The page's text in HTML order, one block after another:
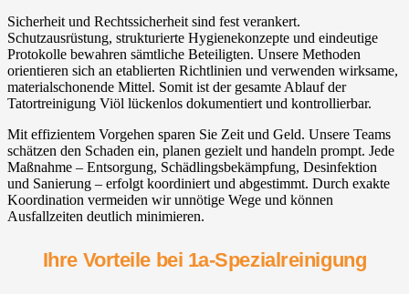
Sicherheit und Rechtssicherheit sind fest verankert.
Schutzausrüstung, strukturierte Hygienekonzepte und eindeutige
Protokolle bewahren sämtliche Beteiligten. Unsere Methoden
orientieren sich an etablierten Richtlinien und verwenden wirksame,
materialschonende Mittel. Somit ist der gesamte Ablauf der
Tatortreinigung Viöl lückenlos dokumentiert und kontrollierbar.
Mit effizientem Vorgehen sparen Sie Zeit und Geld. Unsere Teams
schätzen den Schaden ein, planen gezielt und handeln prompt. Jede
Maßnahme – Entsorgung, Schädlingsbekämpfung, Desinfektion
und Sanierung – erfolgt koordiniert und abgestimmt. Durch exakte
Koordination vermeiden wir unnötige Wege und können
Ausfallzeiten deutlich minimieren.
Ihre Vorteile bei 1a-Spezialreinigung